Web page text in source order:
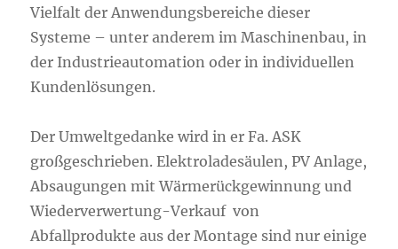
Vielfalt der Anwendungsbereiche dieser
Systeme – unter anderem im Maschinenbau, in
der Industrieautomation oder in individuellen
Kundenlösungen.
Der Umweltgedanke wird in er Fa. ASK
großgeschrieben. Elektroladesäulen, PV Anlage,
Absaugungen mit Wärmerückgewinnung und
Wiederverwertung-Verkauf von
Abfallprodukte aus der Montage sind nur einige